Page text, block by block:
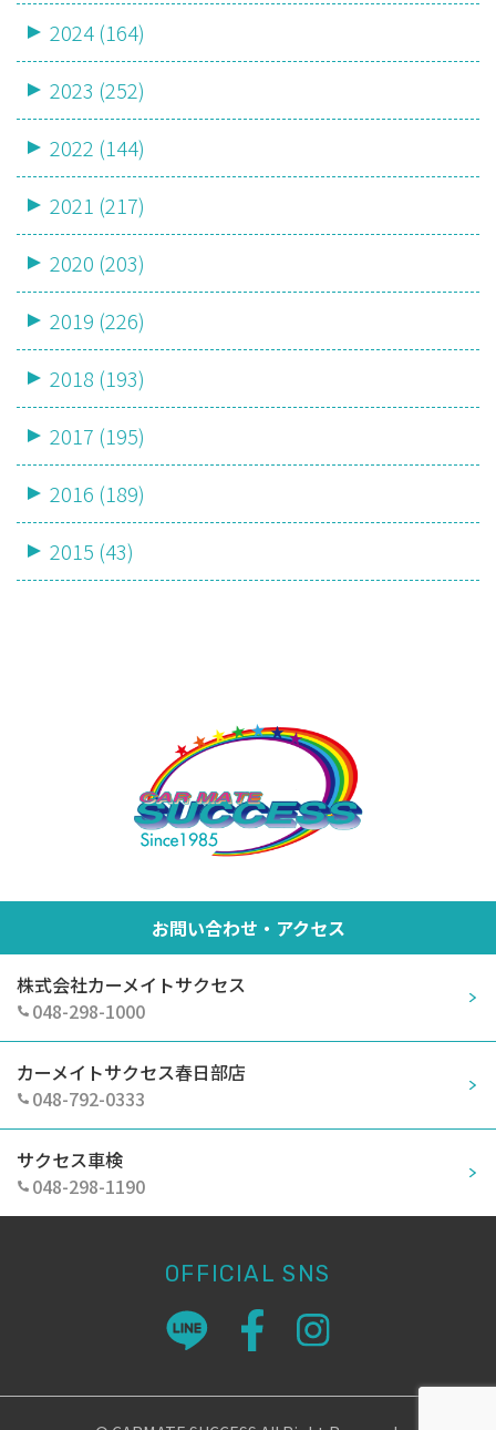
2024 (164)
2023 (252)
2022 (144)
2021 (217)
2020 (203)
2019 (226)
2018 (193)
2017 (195)
2016 (189)
2015 (43)
お問い合わせ・アクセス
株式会社カーメイトサクセス
048-298-1000
カーメイトサクセス春日部店
048-792-0333
サクセス車検
048-298-1190
OFFICIAL SNS